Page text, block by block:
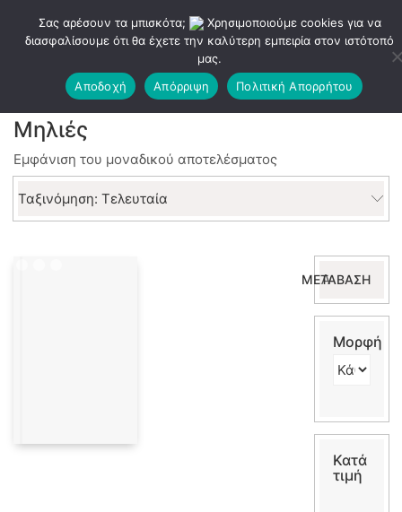
Μηλιές
Εμφάνιση του μοναδικού αποτελέσματος
Ταξινόμηση: Τελευταία
για:
ΜΕΤΆΒΑΣΗ
Μορφή
Κατά
τιμή
Σας αρέσουν τα μπισκότα;
Χρησιμοποιούμε cookies για να
διασφαλίσουμε ότι θα έχετε την καλύτερη εμπειρία στον ιστότοπό
μας.
Αποδοχή
Απόρριψη Πολιτική Απορρήτου